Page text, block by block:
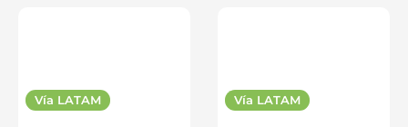
Vía LATAM Vía LATAM